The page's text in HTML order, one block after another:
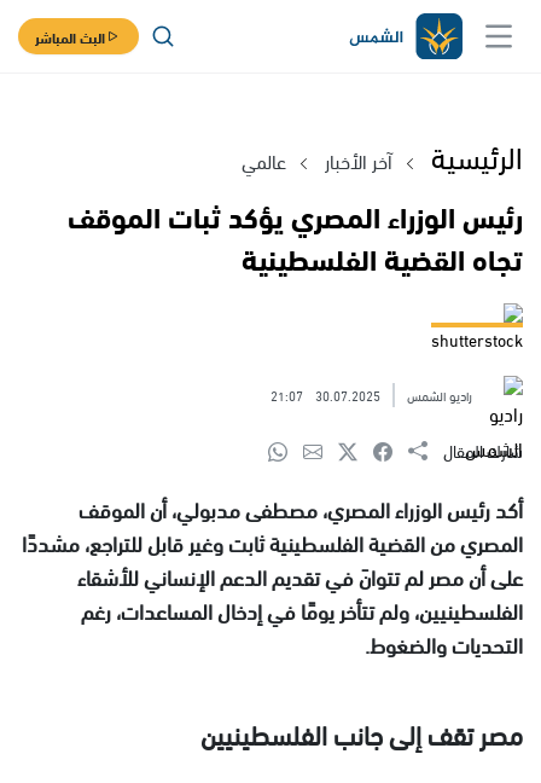
البث المباشر
الرئيسية آخر الأخبار عالمي
رئيس الوزراء المصري يؤكد ثبات الموقف
تجاه القضية الفلسطينية
shutterstock
راديو الشمس 30.07.2025
21:07
شارك المقال
أكد رئيس الوزراء المصري، مصطفى مدبولي، أن الموقف
المصري من القضية الفلسطينية ثابت وغير قابل للتراجع، مشددًا
على أن مصر لم تتوانَ في تقديم الدعم الإنساني للأشقاء
الفلسطينيين، ولم تتأخر يومًا في إدخال المساعدات، رغم
التحديات والضغوط.
مصر تقف إلى جانب الفلسطينيين